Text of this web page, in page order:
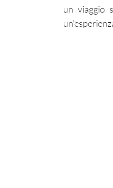
un viaggio